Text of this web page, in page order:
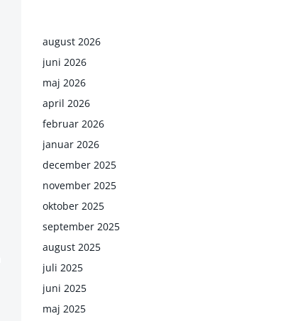
august 2026
juni 2026
maj 2026
april 2026
februar 2026
januar 2026
december 2025
november 2025
oktober 2025
september 2025
august 2025
juli 2025
juni 2025
maj 2025